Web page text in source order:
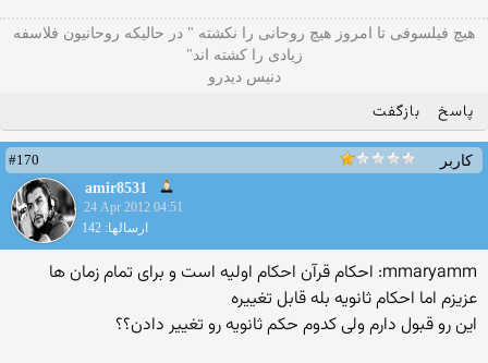
هیچ فیلسوفی تا امروز هیچ روحانی را نکشته " در حالیکه روحانیون فلاسفه
زیادی را کشته اند"
دنیس دیدرو
پاسخ بازگفت
کاربر
#170
amir8531
24 Apr 2012 04:51
ارسالها: 142
mmaryamm: احکام قرآن احکام اولیه است و برای تمام زمان ها
عزیزم اما احکام ثانویه بله قابل تغییره
این رو قبول دارم ولی کدوم حکم ثانویه رو تغییر دادن؟؟